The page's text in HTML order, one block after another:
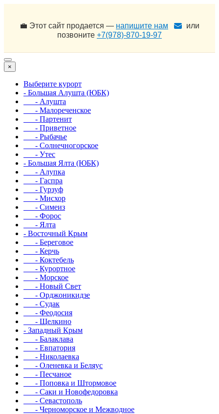
💼 Этот сайт продается — напишите нам
или
позвоните +7(978)-870-19-97
×
Выберите курорт
- Большая Алушта (ЮБК)
- Алушта
- Малореченское
- Партенит
- Приветное
- Рыбачье
- Солнечногорское
- Утес
- Большая Ялта (ЮБК)
- Алупка
- Гаспра
- Гурзуф
- Мисхор
- Симеиз
- Форос
- Ялта
- Восточный Крым
- Береговое
- Керчь
- Коктебель
- Курортное
- Морское
- Новый Свет
- Орджоникидзе
- Судак
- Феодосия
- Щелкино
- Западный Крым
- Балаклава
- Евпатория
- Николаевка
- Оленевка и Беляус
- Песчаное
- Поповка и Штормовое
- Саки и Новофедоровка
- Севастополь
- Черноморское и Межводное